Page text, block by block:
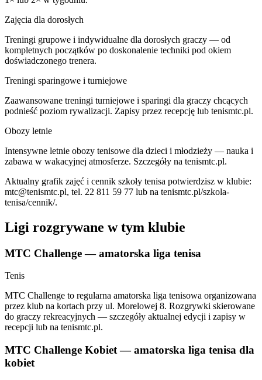
Zajęcia dla dorosłych
Treningi grupowe i indywidualne dla dorosłych graczy — od
kompletnych początków po doskonalenie techniki pod okiem
doświadczonego trenera.
Treningi sparingowe i turniejowe
Zaawansowane treningi turniejowe i sparingi dla graczy chcących
podnieść poziom rywalizacji. Zapisy przez recepcję lub tenismtc.pl.
Obozy letnie
Intensywne letnie obozy tenisowe dla dzieci i młodzieży — nauka i
zabawa w wakacyjnej atmosferze. Szczegóły na tenismtc.pl.
Aktualny grafik zajęć i cennik szkoły tenisa potwierdzisz w klubie:
mtc@tenismtc.pl, tel. 22 811 59 77 lub na tenismtc.pl/szkola-
tenisa/cennik/.
Ligi rozgrywane w tym klubie
MTC Challenge — amatorska liga tenisa
Tenis
MTC Challenge to regularna amatorska liga tenisowa organizowana
przez klub na kortach przy ul. Morelowej 8. Rozgrywki skierowane
do graczy rekreacyjnych — szczegóły aktualnej edycji i zapisy w
recepcji lub na tenismtc.pl.
MTC Challenge Kobiet — amatorska liga tenisa dla
kobiet